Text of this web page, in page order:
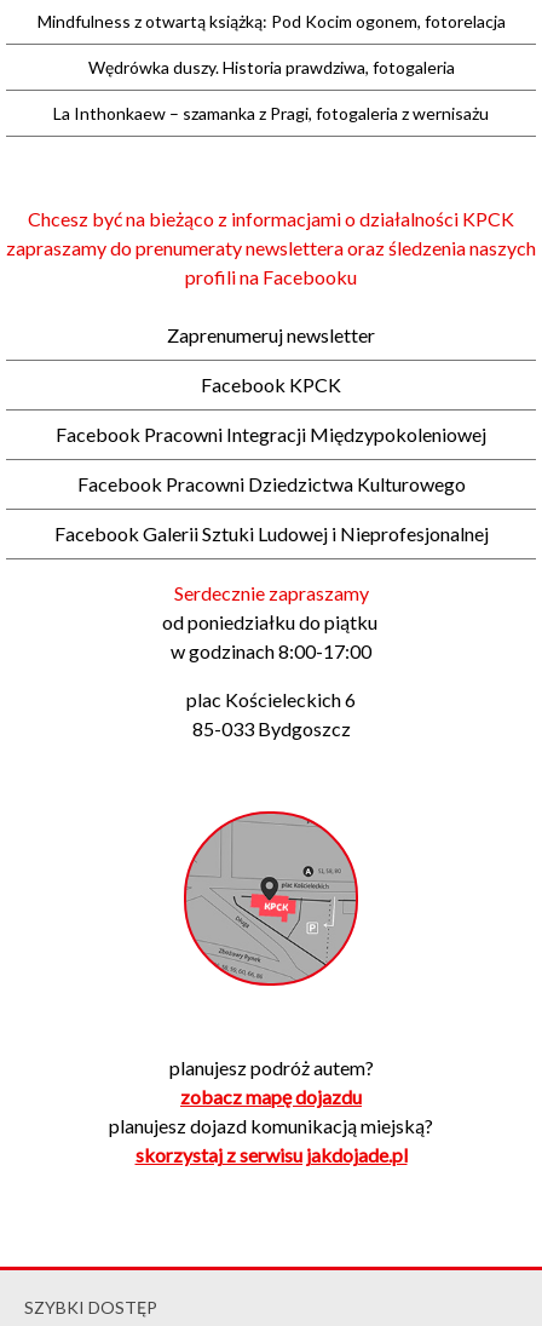
Mindfulness z otwartą książką: Pod Kocim ogonem, fotorelacja
Wędrówka duszy. Historia prawdziwa, fotogaleria
La Inthonkaew – szamanka z Pragi, fotogaleria z wernisażu
Chcesz być na bieżąco z informacjami o działalności KPCK
zapraszamy do prenumeraty newslettera oraz śledzenia naszych
profili na Facebooku
Zaprenumeruj newsletter
Facebook KPCK
Facebook Pracowni Integracji Międzypokoleniowej
Facebook Pracowni Dziedzictwa Kulturowego
Facebook Galerii Sztuki Ludowej i Nieprofesjonalnej
Serdecznie zapraszamy
od poniedziałku do piątku
w godzinach 8:00-17:00
plac Kościeleckich 6
85-033 Bydgoszcz
planujesz podróż autem?
zobacz mapę dojazdu
planujesz dojazd komunikacją miejską?
skorzystaj z serwisu jakdojade.pl
SZYBKI DOSTĘP